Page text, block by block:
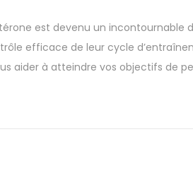
est devenu un
efficace de leur cycle
aider à atteindre vos objectifs de